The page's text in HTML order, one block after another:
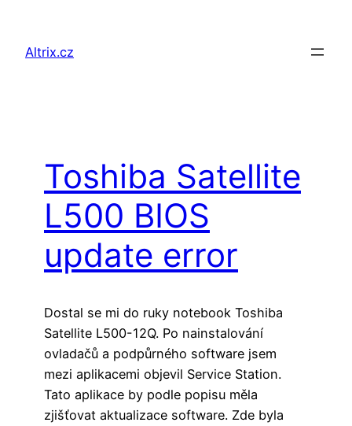
obsah
Altrix.cz
Toshiba Satellite
L500 BIOS
update error
Dostal se mi do ruky notebook Toshiba
Satellite L500-12Q. Po nainstalování
ovladačů a podpůrného software jsem
mezi aplikacemi objevil Service Station.
Tato aplikace by podle popisu měla
zjišťovat aktualizace software. Zde byla